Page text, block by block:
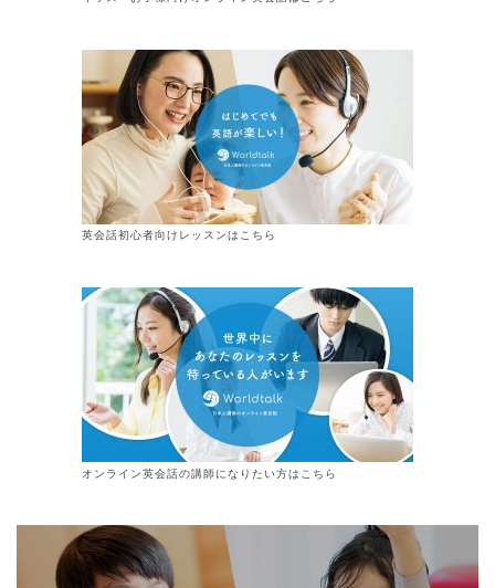
英会話初心者向けレッスンはこちら
オンライン英会話の講師になりたい方はこちら